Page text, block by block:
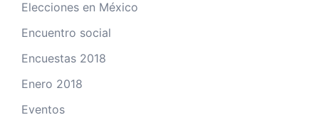
Elecciones en México
Encuentro social
Encuestas 2018
Enero 2018
Eventos